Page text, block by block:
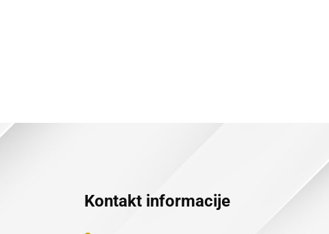
Kontakt informacije